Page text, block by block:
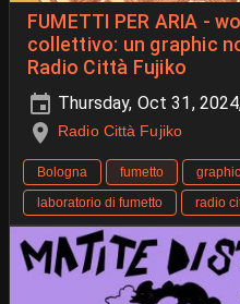
FUMETTI PER ARIA -
collettivo: un graphic
Radio Città Fujiko
Thursday, Oct 31,
Radio Città Fujiko
Bologna fumetto
laboratorio di fumetto
radio